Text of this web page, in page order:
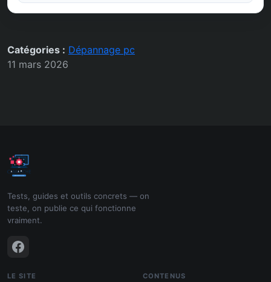
Catégories : Dépannage pc
11 mars 2026
Tests, guides et outils concrets — on
teste, on publie ce qui fonctionne
vraiment.
LE SITE CONTENUS